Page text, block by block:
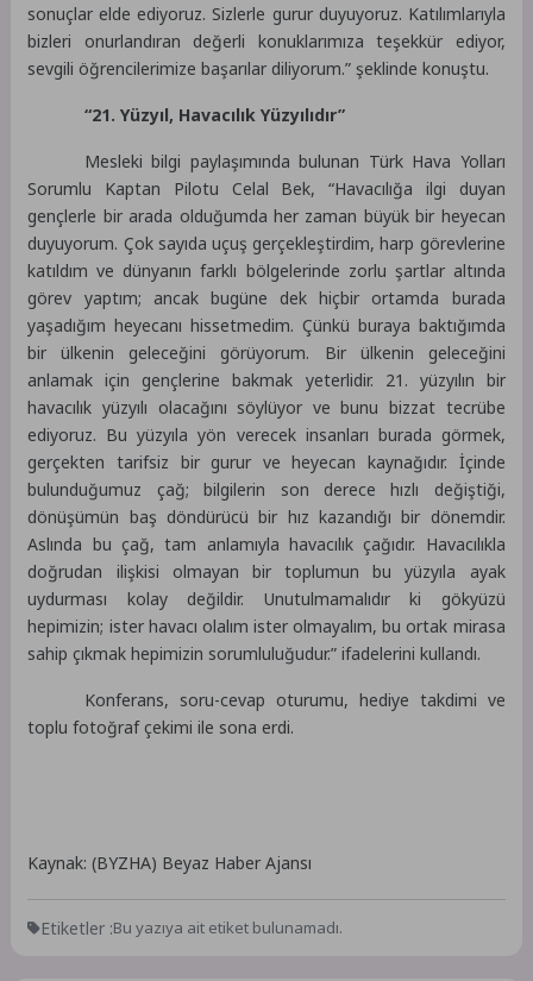
sonuçlar elde ediyoruz. Sizlerle gurur duyuyoruz. Katılımlarıyla
bizleri onurlandıran değerli konuklarımıza teşekkür ediyor,
sevgili öğrencilerimize başarılar diliyorum.” şeklinde konuştu.
“21. Yüzyıl, Havacılık Yüzyılıdır”
Mesleki bilgi paylaşımında bulunan Türk Hava Yolları
Sorumlu Kaptan Pilotu Celal Bek, “Havacılığa ilgi duyan
gençlerle bir arada olduğumda her zaman büyük bir heyecan
duyuyorum. Çok sayıda uçuş gerçekleştirdim, harp görevlerine
katıldım ve dünyanın farklı bölgelerinde zorlu şartlar altında
görev yaptım; ancak bugüne dek hiçbir ortamda burada
yaşadığım heyecanı hissetmedim. Çünkü buraya baktığımda
bir ülkenin geleceğini görüyorum. Bir ülkenin geleceğini
anlamak için gençlerine bakmak yeterlidir. 21. yüzyılın bir
havacılık yüzyılı olacağını söylüyor ve bunu bizzat tecrübe
ediyoruz. Bu yüzyıla yön verecek insanları burada görmek,
gerçekten tarifsiz bir gurur ve heyecan kaynağıdır. İçinde
bulunduğumuz çağ; bilgilerin son derece hızlı değiştiği,
dönüşümün baş döndürücü bir hız kazandığı bir dönemdir.
Aslında bu çağ, tam anlamıyla havacılık çağıdır. Havacılıkla
doğrudan ilişkisi olmayan bir toplumun bu yüzyıla ayak
uydurması kolay değildir. Unutulmamalıdır ki gökyüzü
hepimizin; ister havacı olalım ister olmayalım, bu ortak mirasa
sahip çıkmak hepimizin sorumluluğudur.” ifadelerini kullandı.
Konferans, soru-cevap oturumu, hediye takdimi ve
toplu fotoğraf çekimi ile sona erdi.
Kaynak: (BYZHA) Beyaz Haber Ajansı
Etiketler :Bu yazıya ait etiket bulunamadı.